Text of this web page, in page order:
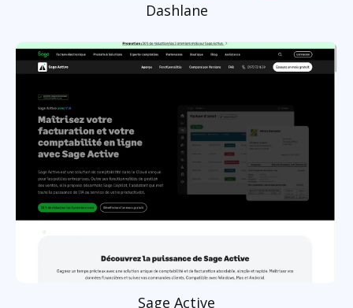
Dashlane
Sage Active